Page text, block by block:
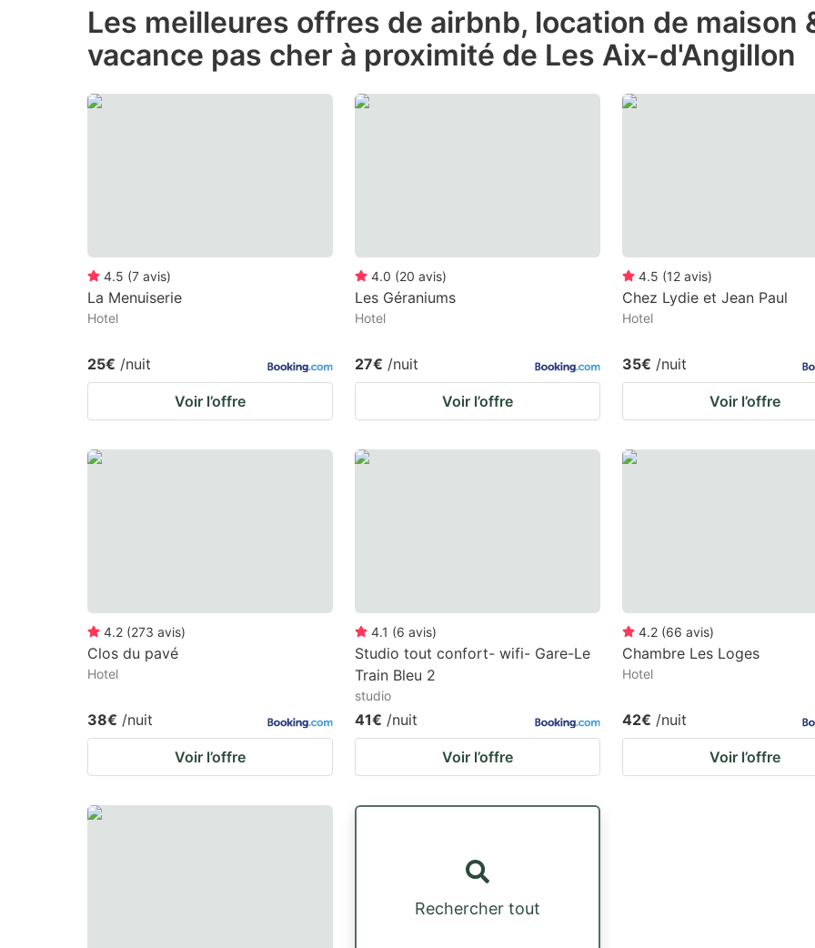
the
question
for
changing
the
question
for
changing
Les meilleures offres de airbnb, location de maison
vacance pas cher à proximité de Les Aix-d'Angillon
4.5 (7 avis)
La Menuiserie
Hotel
25€ /nuit
Voir l’offre
4.0 (20 avis)
Les Géraniums
Hotel
27€ /nuit
Voir l’offre
4.5 (12 avis)
Chez Lydie et Jean Paul
Hotel
35€ /nuit
Voir l’offre
4.2 (273 avis)
Clos du pavé
Hotel
38€ /nuit
Voir l’offre
4.1 (6 avis)
Studio tout confort- wifi- Gare-Le
Train Bleu 2
studio
41€ /nuit
Voir l’offre
4.2 (66 avis)
Chambre Les Loges
Hotel
42€ /nuit
Voir l’offre
Rechercher tout